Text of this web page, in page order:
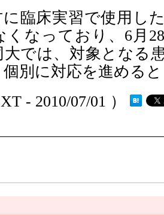
に臨床実習で使用し
くなっており、6月
では、対象となる
別に対応を進める
- 2010/07/01 ）